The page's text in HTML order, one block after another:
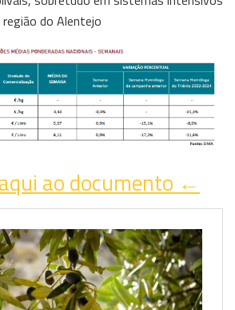
do Alentejo
ao documento ←